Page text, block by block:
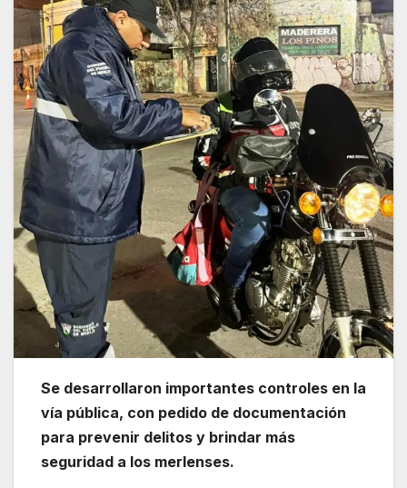
Se desarrollaron importantes controles en la
vía pública, con pedido de documentación
para prevenir delitos y brindar más
seguridad a los merlenses.